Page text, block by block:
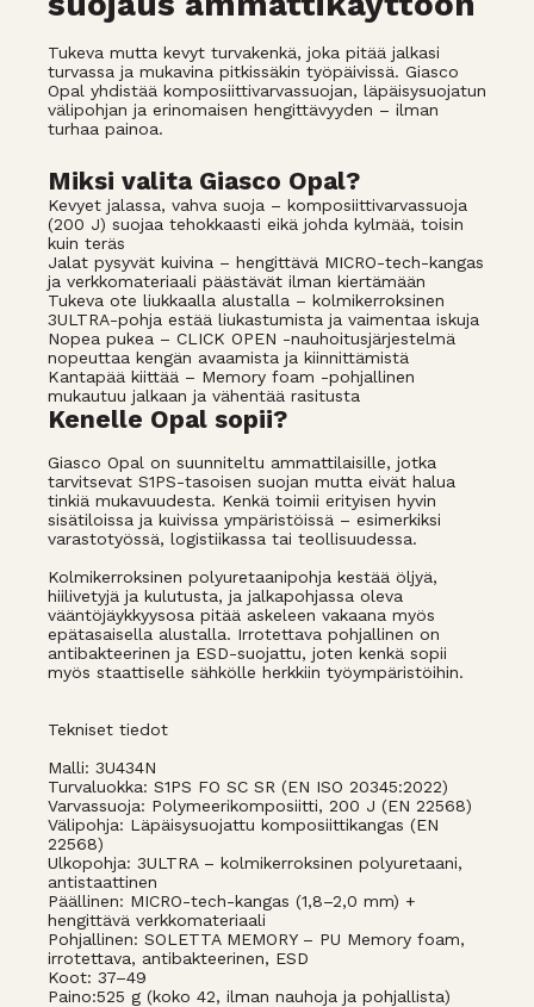
Tukeva mutta kevyt turvakenkä, joka pitää jalkasi
turvassa ja mukavina pitkissäkin työpäivissä. Giasco
Opal yhdistää komposiittivarvassuojan, läpäisysuojatun
välipohjan ja erinomaisen hengittävyyden – ilman
turhaa painoa.
Miksi valita Giasco Opal?
Kevyet jalassa, vahva suoja – komposiittivarvassuoja
(200 J) suojaa tehokkaasti eikä johda kylmää, toisin
kuin teräs
Jalat pysyvät kuivina – hengittävä MICRO-tech-kangas
ja verkkomateriaali päästävät ilman kiertämään
Tukeva ote liukkaalla alustalla – kolmikerroksinen
3ULTRA-pohja estää liukastumista ja vaimentaa iskuja
Nopea pukea – CLICK OPEN -nauhoitusjärjestelmä
nopeuttaa kengän avaamista ja kiinnittämistä
Kantapää kiittää – Memory foam -pohjallinen
mukautuu jalkaan ja vähentää rasitusta
Kenelle Opal sopii?
Giasco Opal on suunniteltu ammattilaisille, jotka
tarvitsevat S1PS-tasoisen suojan mutta eivät halua
tinkiä mukavuudesta. Kenkä toimii erityisen hyvin
sisätiloissa ja kuivissa ympäristöissä – esimerkiksi
varastotyössä, logistiikassa tai teollisuudessa.
Kolmikerroksinen polyuretaanipohja kestää öljyä,
hiilivetyjä ja kulutusta, ja jalkapohjassa oleva
vääntöjäykkyysosa pitää askeleen vakaana myös
epätasaisella alustalla. Irrotettava pohjallinen on
antibakteerinen ja ESD-suojattu, joten kenkä sopii
myös staattiselle sähkölle herkkiin työympäristöihin.
Tekniset tiedot
Malli: 3U434N
Turvaluokka: S1PS FO SC SR (EN ISO 20345:2022)
Varvassuoja: Polymeerikomposiitti, 200 J (EN 22568)
Välipohja: Läpäisysuojattu komposiittikangas (EN
22568)
Ulkopohja: 3ULTRA – kolmikerroksinen polyuretaani,
antistaattinen
Päällinen: MICRO-tech-kangas (1,8–2,0 mm) +
hengittävä verkkomateriaali
Pohjallinen: SOLETTA MEMORY – PU Memory foam,
irrotettava, antibakteerinen, ESD
Koot: 37–49
Paino:525 g (koko 42, ilman nauhoja ja pohjallista)